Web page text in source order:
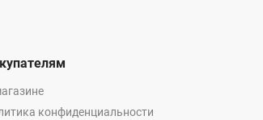
конфиденциальности